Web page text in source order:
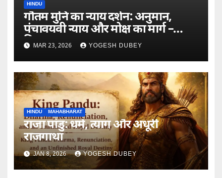
HINDU
गौतम मुनि का न्याय दर्शन: अनुमान,
पंचावयवी न्याय और मोक्ष का मार्ग –
विस्तृत अध्ययन
MAR 23, 2026 YOGESH DUBEY
HINDU MAHABHARAT
राजा पांडु: धर्म, त्याग और अधूरी
राजगाथा
JAN 8, 2026 YOGESH DUBEY